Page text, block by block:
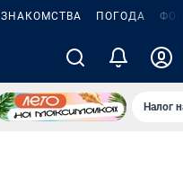
ЗНАКОМСТВА ПОГОДА
Налог